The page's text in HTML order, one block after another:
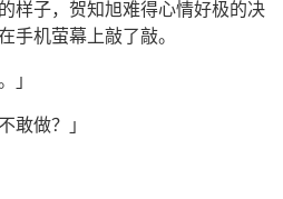
样子，贺知旭难得心情好极的决
手机萤幕上敲了敲。
」
敢做？」